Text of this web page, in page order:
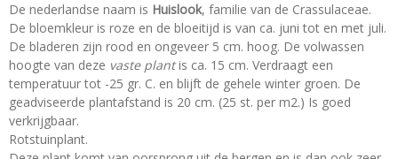
De nederlandse naam is Huislook, familie van de Crassulaceae.
De bloemkleur is roze en de bloeitijd is van ca. juni tot en met juli.
De bladeren zijn rood en ongeveer 5 cm. hoog. De volwassen
hoogte van deze vaste plantis ca. 15 cm. Verdraagt een
temperatuur tot -25 gr. C. en blijft de gehele winter groen. De
geadviseerde plantafstand is 20 cm. (25 st. per m2.) Is goed
verkrijgbaar.
Rotstuinplant.